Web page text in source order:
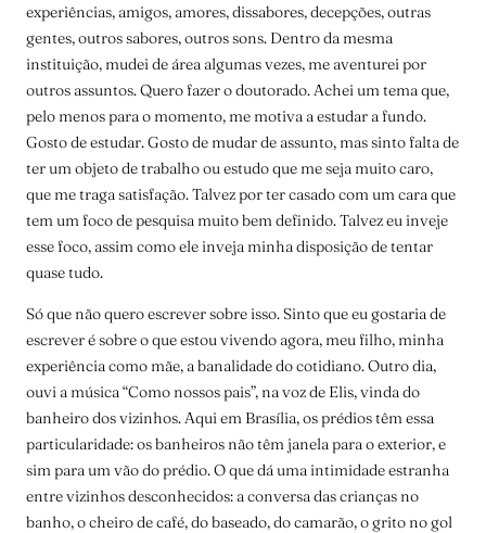
experiências, amigos, amores, dissabores, decepções, outras
gentes, outros sabores, outros sons. Dentro da mesma
instituição, mudei de área algumas vezes, me aventurei por
outros assuntos. Quero fazer o doutorado. Achei um tema que,
pelo menos para o momento, me motiva a estudar a fundo.
Gosto de estudar. Gosto de mudar de assunto, mas sinto falta de
ter um objeto de trabalho ou estudo que me seja muito caro,
que me traga satisfação. Talvez por ter casado com um cara que
tem um foco de pesquisa muito bem definido. Talvez eu inveje
esse foco, assim como ele inveja minha disposição de tentar
quase tudo.
Só que não quero escrever sobre isso. Sinto que eu gostaria de
escrever é sobre o que estou vivendo agora, meu filho, minha
experiência como mãe, a banalidade do cotidiano. Outro dia,
ouvi a música “Como nossos pais”, na voz de Elis, vinda do
banheiro dos vizinhos. Aqui em Brasília, os prédios têm essa
particularidade: os banheiros não têm janela para o exterior, e
sim para um vão do prédio. O que dá uma intimidade estranha
entre vizinhos desconhecidos: a conversa das crianças no
banho, o cheiro de café, do baseado, do camarão, o grito no gol